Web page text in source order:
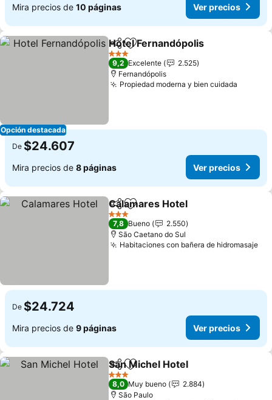
Mira precios de 10 páginas Ver precios
Opción destacada
CompartirAgregar a favoritos
Hotel Fernandópolis
3 Estrellas
9,2 Excelente
2.525
Fernandópolis
Propiedad moderna y bien cuidada
De $24.607
Mira precios de 8 páginas Ver precios
CompartirAgregar a favoritos
Calamares Hotel
3 Estrellas
7,8 Bueno
2.550
São Caetano do Sul
Habitaciones con bañera de hidromasaje
De $24.724
Mira precios de 9 páginas Ver precios
CompartirAgregar a favoritos
San Michel Hotel
3 Estrellas
8,0 Muy bueno
2.884
São Paulo